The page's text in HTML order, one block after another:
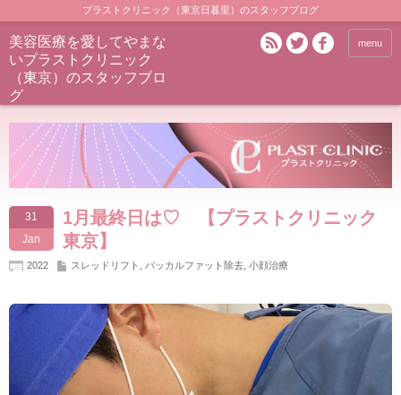
プラストクリニック（東京日暮里）のスタッフブログ
美容医療を愛してやまな
いプラストクリニック
（東京）のスタッフブロ
グ
menu
31
Jan
1月最終日は♡ 【プラストクリニック
東京】
2022 スレッドリフト バッカルファット除去 小顔治療